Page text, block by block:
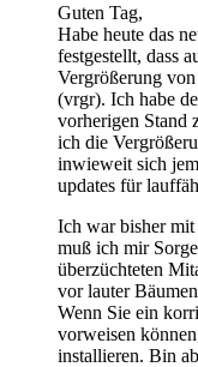
Guten Tag,
Habe heute das
festgestellt, dass
Vergrößerung
(vrgr). Ich habe
vorherigen Stand
ich die
inwieweit sich
updates für
Ich war bisher
muß ich mir
überzüchteten
vor lauter
Wenn Sie ein
vorweisen
installieren. Bin